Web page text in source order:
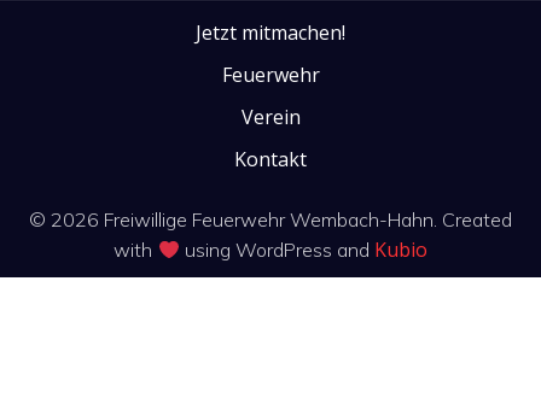
Jetzt mitmachen!
Feuerwehr
Verein
Kontakt
© 2026 Freiwillige Feuerwehr Wembach-Hahn. Created
with
using WordPress and Kubio